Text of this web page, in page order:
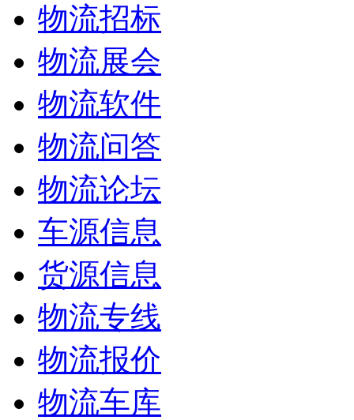
物流招标
物流展会
物流软件
物流问答
物流论坛
车源信息
货源信息
物流专线
物流报价
物流车库